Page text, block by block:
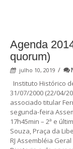
Agenda
quorum)
julho 10, 2019 /
Instituto Histórico
31/07/2000 (22/04/
associado titular
segunda-feira
17h45min – 2ª e
Souza, Praça da
RJ Assembléia